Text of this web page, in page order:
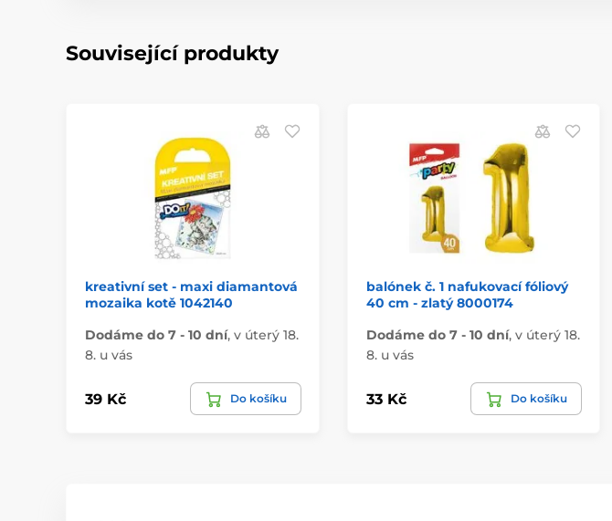
Související produkty
kreativní set - maxi diamantová
mozaika kotě 1042140
Dodáme do 7 - 10 dní, v úterý 18.
8. u vás
39 Kč Do košíku
balónek č. 1 nafukovací fóliový
40 cm - zlatý 8000174
Dodáme do 7 - 10 dní, v úterý 18.
8. u vás
33 Kč Do košíku